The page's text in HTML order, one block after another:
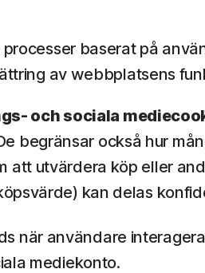
baserat på
av webbplatsens
och sociala
begränsar också hur
att utvärdera köp eller
kan delas
när användare
mediekonto.